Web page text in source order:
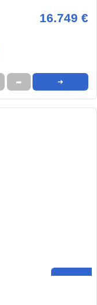
16.749 €
➦ ➜